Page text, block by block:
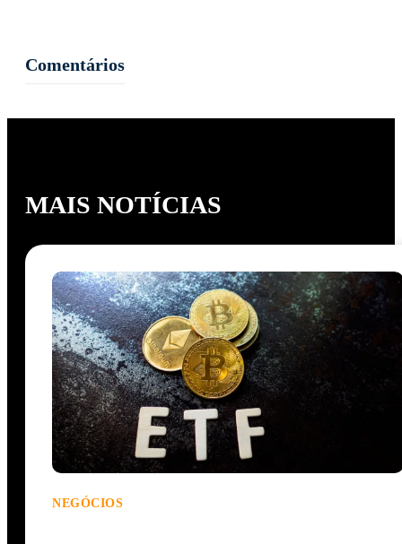
Comentários
MAIS NOTÍCIAS
NEGÓCIOS